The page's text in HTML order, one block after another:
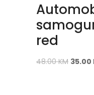
red
48.00KM 35.00